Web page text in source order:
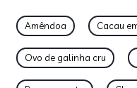
Amêndoa Cacau
Ovo de galinha cru